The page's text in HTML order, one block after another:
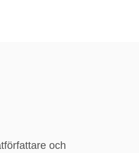
och